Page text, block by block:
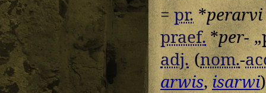
=pr.*perarvi
praef.*per-
adj.(nom.-
arwis,isarwi